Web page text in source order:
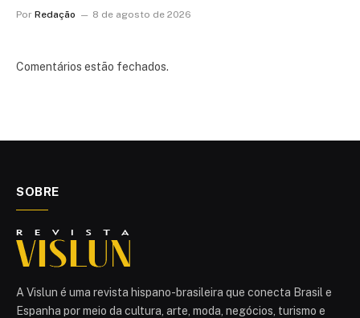
Por Redação 8 de agosto de 2026
Comentários estão fechados.
SOBRE
A Vislun é uma revista hispano-brasileira que conecta Brasil e
Espanha por meio da cultura, arte, moda, negócios, turismo e